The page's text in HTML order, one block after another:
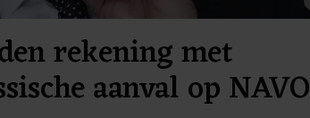
rekening met
aanval op NAVO